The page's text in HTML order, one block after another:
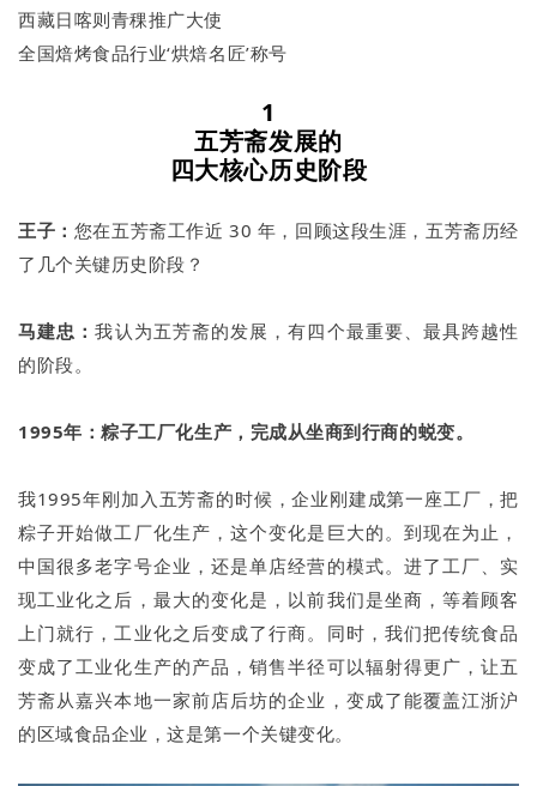
西藏日喀则青稞推广大使
全国焙烤食品行业‘烘焙名匠’称号
1
五芳斋发展的
四大核心历史阶段
王子： 您在五芳斋工作近 30 年，回顾这段生涯，五芳斋历经
了几个关键历史阶段？
马建忠：我认为五芳斋的发展，有四个最重要、最具跨越性
的阶段。
1995年：粽子工厂化生产，完成从坐商到行商的蜕变。
我1995年刚加入五芳斋的时候，企业刚建成第一座工厂，把
粽子开始做工厂化生产，这个变化是巨大的。到现在为止，
中国很多老字号企业，还是单店经营的模式。进了工厂、实
现工业化之后，最大的变化是，以前我们是坐商，等着顾客
上门就行，工业化之后变成了行商。同时，我们把传统食品
变成了工业化生产的产品，销售半径可以辐射得更广，让五
芳斋从嘉兴本地一家前店后坊的企业，变成了能覆盖江浙沪
的区域食品企业，这是第一个关键变化。